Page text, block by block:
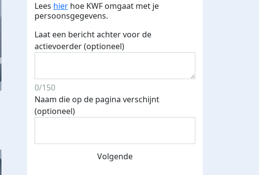
Streefbedrag verhoogd
Lees hier hoe KWF omgaat met je
persoonsgegevens.
Laat een bericht achter voor de
actievoerder (optioneel)
0/150
Naam die op de pagina verschijnt
(optioneel)
Volgende